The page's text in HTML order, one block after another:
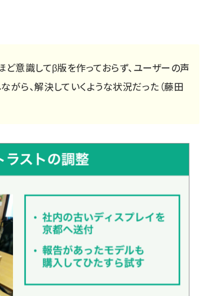
ど意識してβ版を作っておらず、ユーザーの声
がら、解決していくような状況だった（藤田